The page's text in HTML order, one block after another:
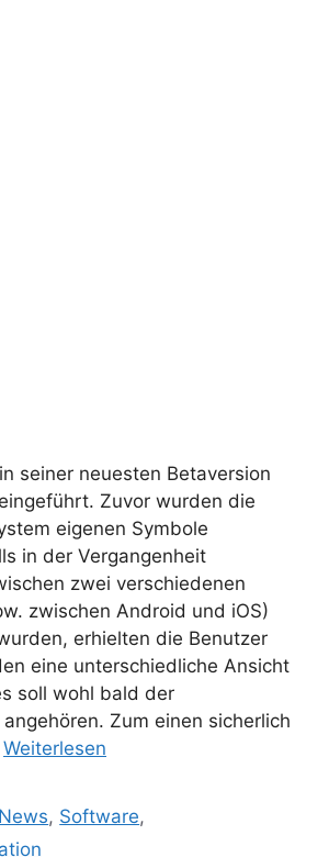
seiner neuesten Betaversion
Zuvor wurden die
eigenen Symbole
in der Vergangenheit
zwei verschiedenen
zwischen Android und iOS)
erhielten die Benutzer
eine unterschiedliche Ansicht
soll wohl bald der
Zum einen sicherlich
Weiterlesen
News, Software,